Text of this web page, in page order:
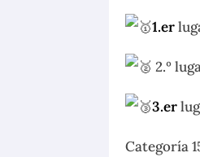
1.er
2.º
3.er
Categoría